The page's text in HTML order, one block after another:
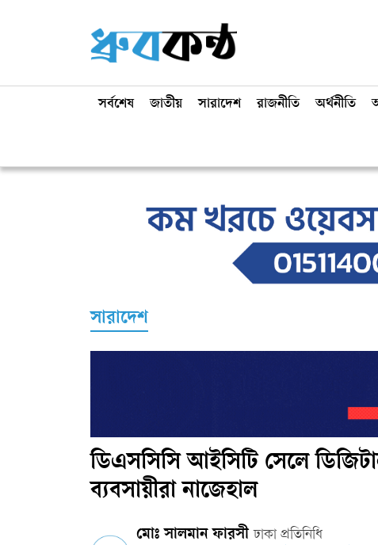
সর্বশেষ জাতীয় সারাদেশ রাজনীতি অর্থনীতি
সারাদেশ
ডিএসসিসি আইসিটি সেলে
ব্যবসায়ীরা নাজেহাল
মোঃ সালমান ফারসীঢাকা প্রতিনিধি